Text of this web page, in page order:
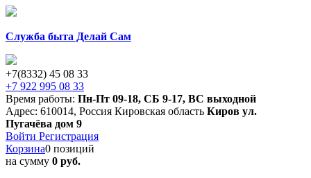
Служба быта Делай Сам
+7(8332) 45 08 33
+7 922 995 08 33
Время работы: Пн-Пт 09-18, СБ 9-17, ВС выходной
Адрес: 610014, Россия Кировская область Киров ул.
Пугачёва дом 9
Войти Регистрация
Корзина0 позиций
на сумму 0 руб.